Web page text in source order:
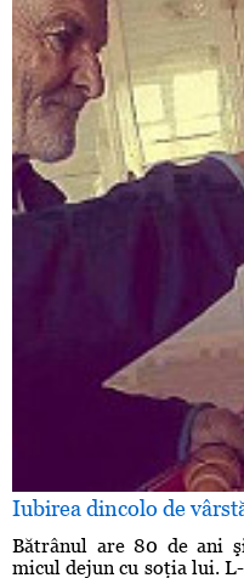
Iubirea dincolo de
Bătrânul are 80 de ani
micul dejun cu soţia lui.